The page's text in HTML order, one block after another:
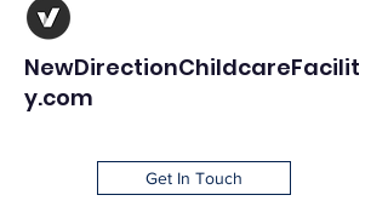
NewDirectionChildcareFacilit
y.com
Get In Touch